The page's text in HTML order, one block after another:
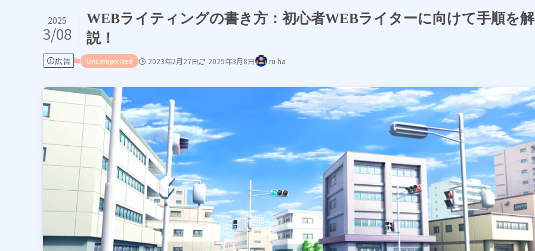
WEBライティングの書き方：初心者WEBライターに向けて手順を解
説！
2025
3/08
広告 Uncategorized 2023年2月27日 2025年3月8日 ru ha